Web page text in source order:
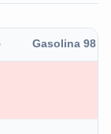
Gasolina 98